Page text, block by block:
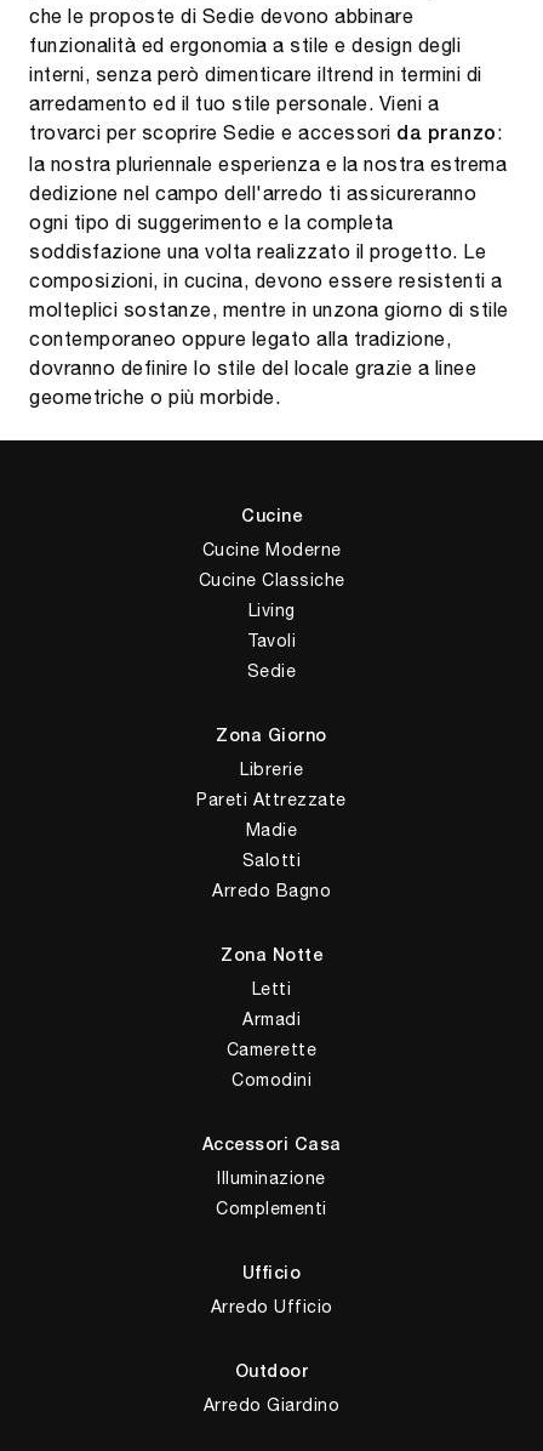
che le proposte di Sedie devono abbinare
funzionalità ed ergonomia a stile e design degli
interni, senza però dimenticare iltrend in termini di
arredamento ed il tuo stile personale. Vieni a
trovarci per scoprire Sedie e accessori da pranzo :
la nostra pluriennale esperienza e la nostra estrema
dedizione nel campo dell'arredo ti assicureranno
ogni tipo di suggerimento e la completa
soddisfazione una volta realizzato il progetto. Le
composizioni, in cucina, devono essere resistenti a
molteplici sostanze, mentre in unzona giorno di stile
contemporaneo oppure legato alla tradizione,
dovranno definire lo stile del locale grazie a linee
geometriche o più morbide.
Cucine
Cucine Moderne
Cucine Classiche
Living
Tavoli
Sedie
Zona Giorno
Librerie
Pareti Attrezzate
Madie
Salotti
Arredo Bagno
Zona Notte
Letti
Armadi
Camerette
Comodini
Accessori Casa
Illuminazione
Complementi
Ufficio
Arredo Ufficio
Outdoor
Arredo Giardino